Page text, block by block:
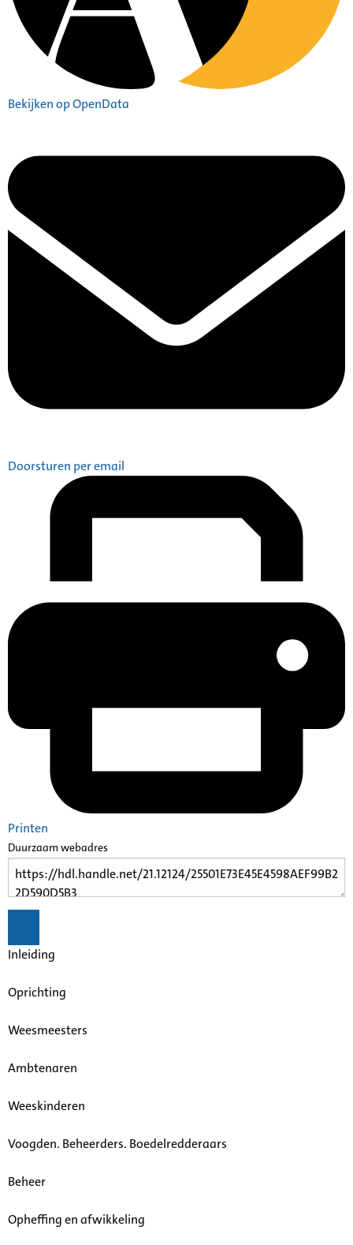
Bekijken op OpenData
Doorsturen per email
Printen
Duurzaam webadres
Inleiding
Oprichting
Weesmeesters
Ambtenaren
Weeskinderen
Voogden. Beheerders. Boedelredderaars
Beheer
Opheffing en afwikkeling